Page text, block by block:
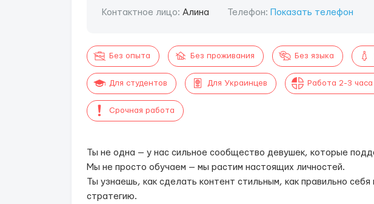
Контактное лицо: Алина Телефон: Показать телефон
Без опыта Без проживания Без языка
Для студентов Для Украинцев Работа 2-3 часа
Срочная работа
Ты не одна — у нас сильное сообщество девушек, которые
Мы не просто обучаем — мы растим настоящих личностей.
Ты узнаешь, как сделать контент стильным, как правильно
стратегию.